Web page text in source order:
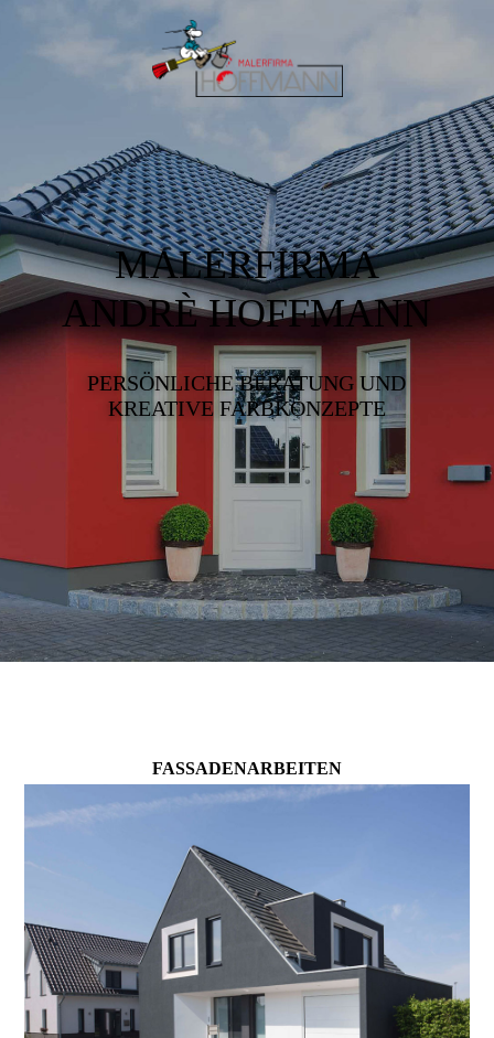
MALERFIRMA
ANDRÈ HOFFMANN
PERSÖNLICHE BERATUNG UND
KREATIVE FARBKONZEPTE
FAS­SADEN­ARBEITEN